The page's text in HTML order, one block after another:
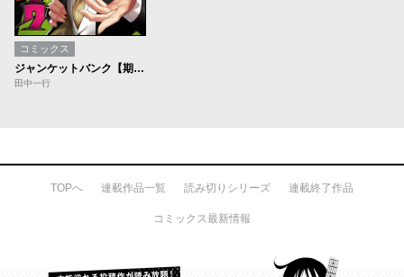
コミックス
ジャンケットバンク【期間限定無料】
田中一行
TOPへ 連載作品一覧 読み切りシリーズ 連載終了作品
コミックス最新情報